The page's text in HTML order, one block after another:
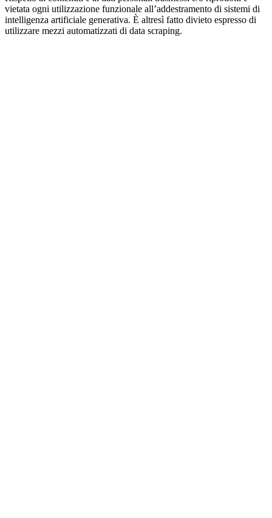
vietata ogni utilizzazione funzionale all’addestramento di sistemi di
intelligenza artificiale generativa. È altresì fatto divieto espresso di
utilizzare mezzi automatizzati di data scraping.